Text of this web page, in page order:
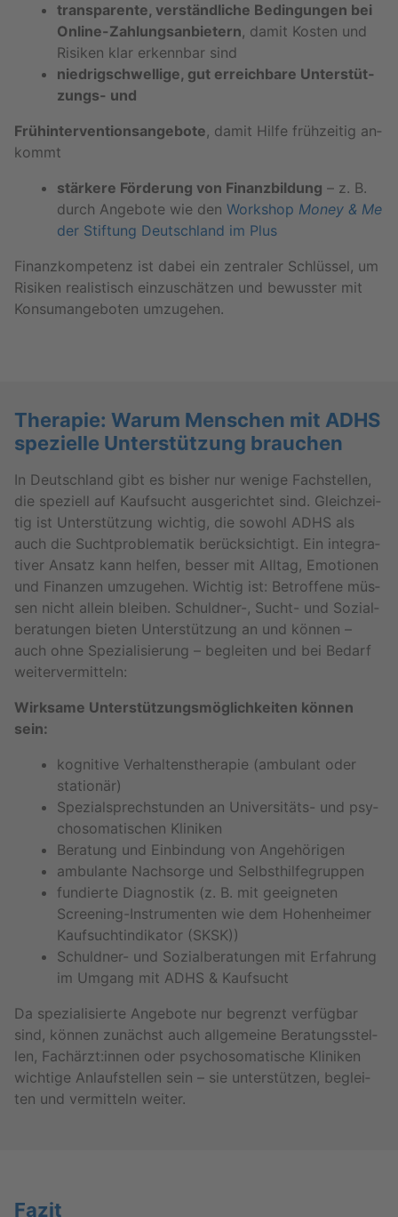
trans­pa­ren­te, ver­ständ­li­che Be­din­gun­gen bei
On­line-Zah­lungs­an­bie­tern, damit Kos­ten und
Ri­si­ken klar er­kenn­bar sind
nied­rig­schwel­li­ge, gut er­reich­ba­re Un­ter­stüt­
zungs- und
Früh­in­ter­ven­ti­ons­an­ge­bo­te, damit Hilfe früh­zei­tig an­
kommt
stär­ke­re För­de­rung von Fi­nanz­bil­dung – z. B.
durch An­ge­bo­te wie den Work­shop Money & Me
der Stif­tung Deutsch­land im Plus
Fi­nanz­kom­pe­tenz ist dabei ein zen­tra­ler Schlüs­sel, um
Ri­si­ken rea­lis­tisch ein­zu­schät­zen und be­wuss­ter mit
Kon­su­m­an­ge­bo­ten um­zu­ge­hen.
The­ra­pie: Warum Men­schen mit ADHS
spe­zi­el­le Un­ter­stüt­zung brau­chen
In Deutsch­land gibt es bis­her nur we­ni­ge Fach­stel­len,
die spe­zi­ell auf Kauf­sucht aus­ge­rich­tet sind. Gleich­zei­
tig ist Un­ter­stüt­zung wich­tig, die so­wohl ADHS als
auch die Sucht­pro­ble­ma­tik be­rück­sich­tigt. Ein in­te­gra­
ti­ver An­satz kann hel­fen, bes­ser mit All­tag, Emo­tio­nen
und Fi­nan­zen um­zu­ge­hen. Wich­tig ist: Be­trof­fe­ne müs­
sen nicht al­lein blei­ben. Schuld­ner-, Sucht- und So­zi­al­
be­ra­tun­gen bie­ten Un­ter­stüt­zung an und kön­nen –
auch ohne Spe­zia­li­sie­rung – be­glei­ten und bei Be­darf
wei­ter­ver­mit­teln:
Wirk­sa­me Un­ter­stüt­zungs­mög­lich­kei­ten kön­nen
sein:
ko­gni­ti­ve Ver­hal­tens­the­ra­pie (am­bu­lant oder
sta­tio­när)
Spe­zi­al­sprech­stun­den an Uni­ver­si­täts- und psy­
cho­so­ma­ti­schen Kli­ni­ken
Be­ra­tung und Ein­bin­dung von An­ge­hö­ri­gen
am­bu­lan­te Nach­sor­ge und Selbst­hil­fe­grup­pen
fun­dier­te Dia­gnos­tik (z. B. mit ge­eig­ne­ten
Scree­ning-In­stru­men­ten wie dem Ho­hen­hei­mer
Kauf­sucht­in­di­ka­tor (SKSK))
Schuld­ner- und So­zi­al­be­ra­tun­gen mit Er­fah­rung
im Um­gang mit ADHS & Kauf­sucht
Da spe­zia­li­sier­te An­ge­bo­te nur be­grenzt ver­füg­bar
sind, kön­nen zu­nächst auch all­ge­mei­ne Be­ra­tungs­stel­
len, Fach­ärzt:innen oder psy­cho­so­ma­ti­sche Kli­ni­ken
wich­ti­ge An­lauf­stel­len sein – sie un­ter­stüt­zen, be­glei­
ten und ver­mit­teln wei­ter.
Fazit